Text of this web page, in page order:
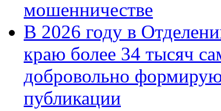
мошенничестве
В 2026 году в
краю более 34 тысяч
добровольно
публикации